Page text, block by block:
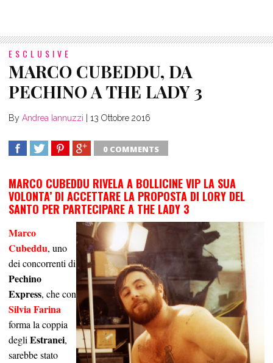
ESCLUSIVE
MARCO CUBEDDU, DA
PECHINO A THE LADY 3
By Andrea Iannuzzi 13 Ottobre 2016
0 COMMENTS
MARCO CUBEDDU RIVELA A BOLLICINE VIP LA SUA
VOLONTA’ DI ACCETTARE LA PROPOSTA DI LORY DEL
SANTO PER PARTECIPARE A THE LADY 3
Marco
Cubeddu, uno
dei concorrenti di
Pechino
Express, che con
Silvia Farina
forma la coppia
degliEstranei,
sarebbe stato